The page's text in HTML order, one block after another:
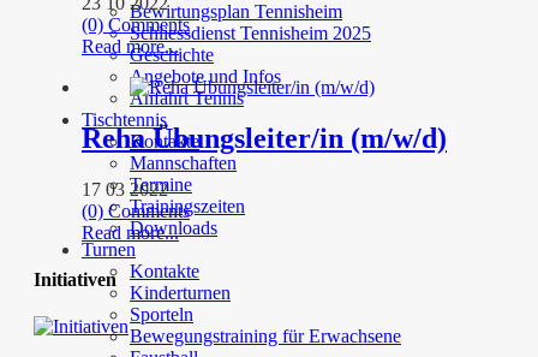
Bewirtungsplan Tennisheim
Schliessdienst Tennisheim 2025
Geschichte
Angebote und Infos
Anfahrt Tennis
Tischtennis
Kontakte
Mannschaften
Termine
Trainingszeiten
Downloads
Turnen
Kontakte
Kinderturnen
Sporteln
Bewegungstraining für Erwachsene
(0) Comments
Read more...
Reha Übungsleiter/in (m/w/d)
17 03 2022
(0) Comments
Read more...
Initiativen